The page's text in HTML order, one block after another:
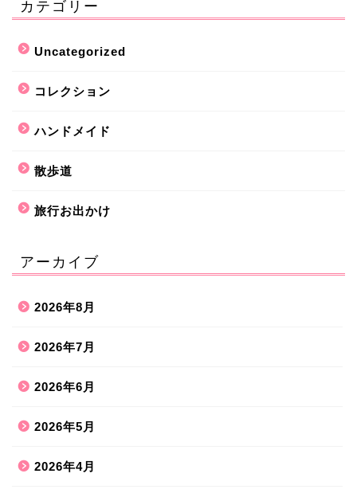
カテゴリー
Uncategorized
コレクション
ハンドメイド
散歩道
旅行お出かけ
アーカイブ
2026年8月
2026年7月
2026年6月
2026年5月
2026年4月